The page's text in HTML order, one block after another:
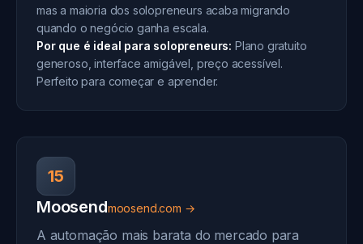
mas a maioria dos solopreneurs acaba migrando
quando o negócio ganha escala.
Por que é ideal para solopreneurs: Plano gratuito
generoso, interface amigável, preço acessível.
Perfeito para começar e aprender.
15
Moosendmoosend.com →
A automação mais barata do mercado para